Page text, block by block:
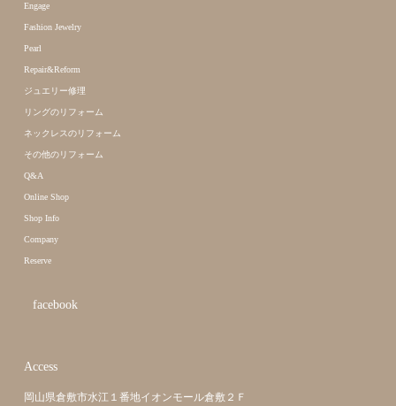
Engage
Fashion Jewelry
Pearl
Repair&Reform
ジュエリー修理
リングのリフォーム
ネックレスのリフォーム
その他のリフォーム
Q&A
Online Shop
Shop Info
Company
Reserve
facebook
Access
岡山県倉敷市水江１番地イオンモール倉敷２Ｆ